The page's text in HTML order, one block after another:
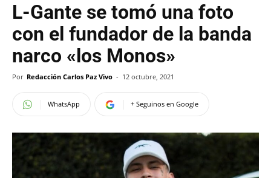
L-Gante se tomó una foto
con el fundador de la banda
narco «los Monos»
Por Redacción Carlos Paz Vivo - 12 octubre, 2021
WhatsApp + Seguinos en Google